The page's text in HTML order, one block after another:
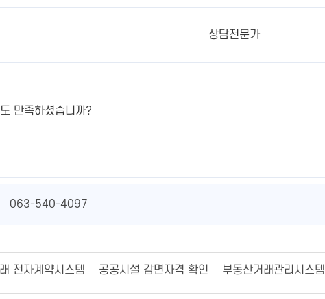
상담전문가
만족하셨습니까?
063-540-4097
전자계약시스템 공공시설 감면자격 확인 부동산거래관리시스템